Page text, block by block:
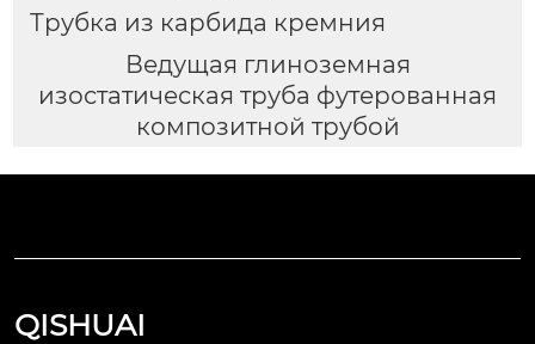
Трубка из карбида кремния
Ведущая глиноземная
изостатическая труба футерованная
композитной трубой
QISHUAI